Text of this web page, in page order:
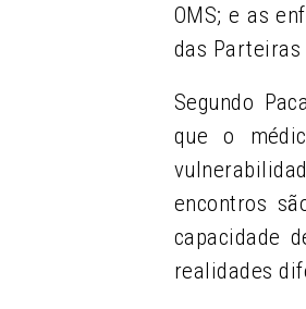
OMS; e as
das Parteiras
Segundo
que o
encontros
capacidade
realidades